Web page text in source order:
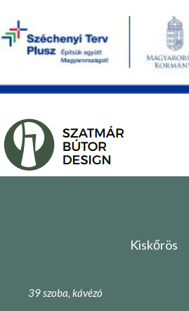
Kiskőrös
39 szoba, kávézó